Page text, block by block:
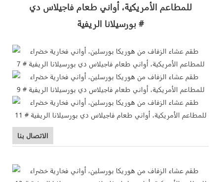
للمطاعم الأمريكية، أواني طعام فاجيلاس دي
بورسيلانا الريفية #
الاتصال بنا